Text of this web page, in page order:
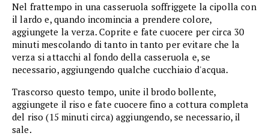
Nel frattempo in una casseruola soffriggete la cipolla con
il lardo e, quando incomincia a prendere colore,
aggiungete la verza. Coprite e fate cuocere per circa 30
minuti mescolando di tanto in tanto per evitare che la
verza si attacchi al fondo della casseruola e, se
necessario, aggiungendo qualche cucchiaio d'acqua.
Trascorso questo tempo, unite il brodo bollente,
aggiungete il riso e fate cuocere fino a cottura completa
del riso (15 minuti circa) aggiungendo, se necessario, il
sale.